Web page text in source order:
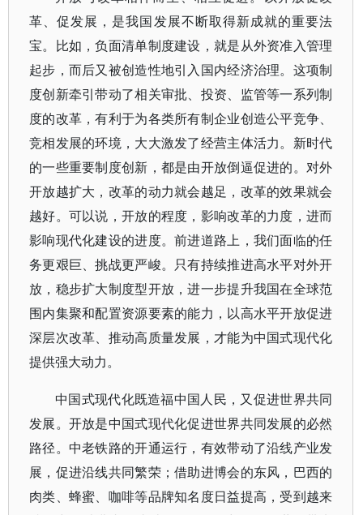
革、促发展，是我国发展不断取得新成就的重要法
宝。比如，负面清单制度建设，就是从外资准入管理
起步，而后又被创造性地引入国内经济治理。这项制
度创新牵引带动了相关审批、投资、监管等一系列制
度的改革，有利于为各类所有制企业创造公平竞争、
竞相发展的环境，大大激发了经营主体活力。新时代
的一些重要制度创新，都是由开放倒逼促进的。对外
开放越扩大，改革的动力就会越足，改革的效果就会
越好。可以说，开放的程度，影响改革的力度，进而
影响现代化建设的进度。前进道路上，我们面临的任
务更艰巨、挑战更严峻。只有持续推进高水平对外开
放，稳步扩大制度型开放，进一步提升我国在全球范
围内集聚和配置资源要素的能力，以高水平开放促进
深层次改革、推动高质量发展，才能为中国式现代化
提供强大动力。
中国式现代化既造福中国人民，又促进世界共同
发展。开放是中国式现代化促进世界共同发展的必然
路径。中老铁路的开通运行，有效带动了沿线产业发
展，促进沿线共同繁荣；借助进博会的东风，巴西的
肉类、蜂蜜、咖啡等品牌知名度日益提高，受到越来